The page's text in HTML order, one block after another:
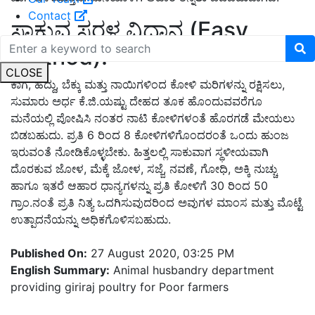
Contact
CLOSE
ಸಾಕುವ ಸರಳ ವಿಧಾನ (Easy
method):
ಕಾಗೆ, ಹದ್ದು, ಬೆಕ್ಕು ಮತ್ತು ನಾಯಿಗಳಿಂದ ಕೋಳಿ ಮರಿಗಳನ್ನು ರಕ್ಷಿಸಲು,
ಸುಮಾರು ಅರ್ಧ ಕೆ.ಜಿ.ಯಷ್ಟು ದೇಹದ ತೂಕ ಹೊಂದುವವರೆಗೂ
ಮನೆಯಲ್ಲಿ ಪೋಷಿಸಿ ನಂತರ ನಾಟಿ ಕೋಳಿಗಳಂತೆ ಹೊರಗಡೆ ಮೇಯಲು
ಬಿಡಬಹುದು. ಪ್ರತಿ 6 ರಿಂದ 8 ಕೋಳಿಗಳಿಗೊಂದರಂತೆ ಒಂದು ಹುಂಜ
ಇರುವಂತೆ ನೋಡಿಕೊಳ್ಳಬೇಕು. ಹಿತ್ತಲಲ್ಲಿ ಸಾಕುವಾಗ ಸ್ಥಳೀಯವಾಗಿ
ದೊರಕುವ ಜೋಳ, ಮೆಕ್ಕೆ ಜೋಳ, ಸಜ್ಜೆ, ನವಣೆ, ಗೋಧಿ, ಅಕ್ಕಿ ನುಚ್ಚು
ಹಾಗೂ ಇತರೆ ಆಹಾರ ಧಾನ್ಯಗಳನ್ನು ಪ್ರತಿ ಕೋಳಿಗೆ 30 ರಿಂದ 50
ಗ್ರಾಂ.ನಂತೆ ಪ್ರತಿ ನಿತ್ಯ ಒದಗಿಸುವುದರಿಂದ ಅವುಗಳ ಮಾಂಸ ಮತ್ತು ಮೊಟ್ಟೆ
ಉತ್ಪಾದನೆಯನ್ನು ಅಧಿಕಗೊಳಿಸಬಹುದು.
Published On: 27 August 2020, 03:25 PM
English Summary: Animal husbandry department
providing giriraj poultry for Poor farmers